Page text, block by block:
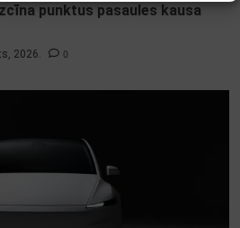
punktus pasaules kausa
2026. 0